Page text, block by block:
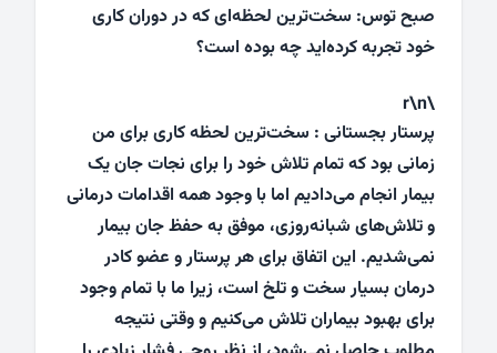
صبح توس: سخت‌ترین لحظه‌ای که در دوران کاری
خود تجربه کرده‌اید چه بوده است؟
\r\n
پرستار بجستانی : سخت‌ترین لحظه کاری برای من
زمانی بود که تمام تلاش خود را برای نجات جان یک
بیمار انجام می‌دادیم اما با وجود همه اقدامات درمانی
و تلاش‌های شبانه‌روزی، موفق به حفظ جان بیمار
نمی‌شدیم. این اتفاق برای هر پرستار و عضو کادر
درمان بسیار سخت و تلخ است، زیرا ما با تمام وجود
برای بهبود بیماران تلاش می‌کنیم و وقتی نتیجه